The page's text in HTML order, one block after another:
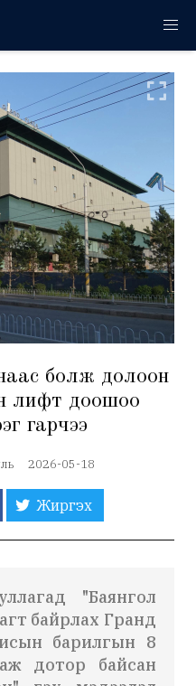
болж долоон
лифт доошоо
гарчээ
2026-05-18
Жиргэх
"Баянгол
байрлах Гранд
барилгын 8
дотор байсан